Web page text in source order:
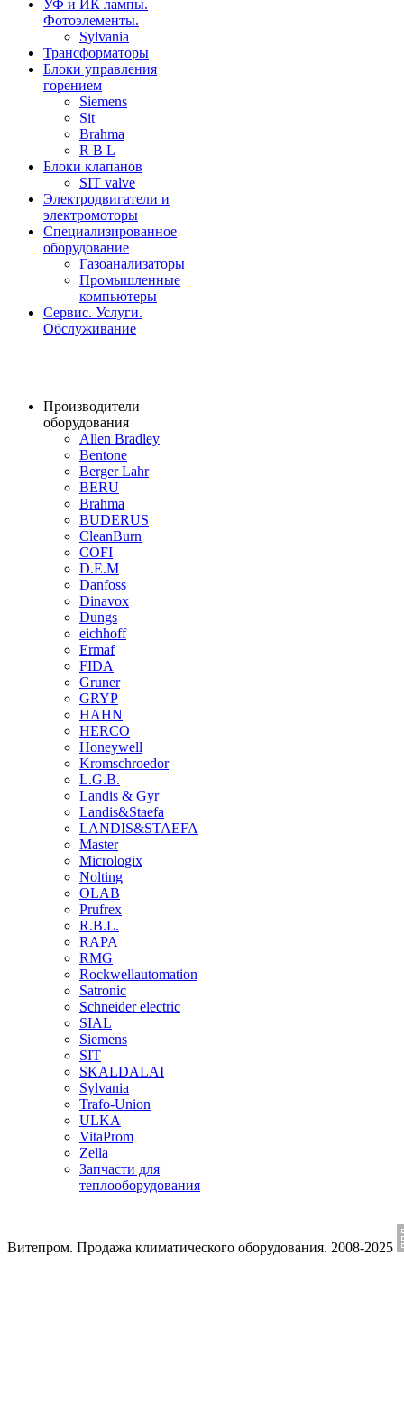
УФ и ИК лампы.
Фотоэлементы.
Sylvania
Трансформаторы
Блоки управления
горением
Siemens
Sit
Brahma
R B L
Блоки клапанов
SIT valve
Электродвигатели и
электромоторы
Специализированное
оборудование
Газоанализаторы
Промышленные
компьютеры
Сервис. Услуги.
Обслуживание
Производители
оборудования
Allen Bradley
Bentone
Berger Lahr
BERU
Brahma
BUDERUS
CleanBurn
COFI
D.E.M
Danfoss
Dinavox
Dungs
eichhoff
Ermaf
FIDA
Gruner
GRYP
HAHN
HERCO
Honeywell
Kromschroedor
L.G.B.
Landis & Gyr
Landis&Staefa
LANDIS&STAEFA
Master
Micrologix
Nolting
OLAB
Prufrex
R.B.L.
RAPA
RMG
Rockwellautomation
Satronic
Schneider electric
SIAL
Siemens
SIT
SKALDALAI
Sylvania
Trafo-Union
ULKA
VitaProm
Zella
Запчасти для
теплооборудования
Витепром. Продажа климатического оборудования. 2008-2025